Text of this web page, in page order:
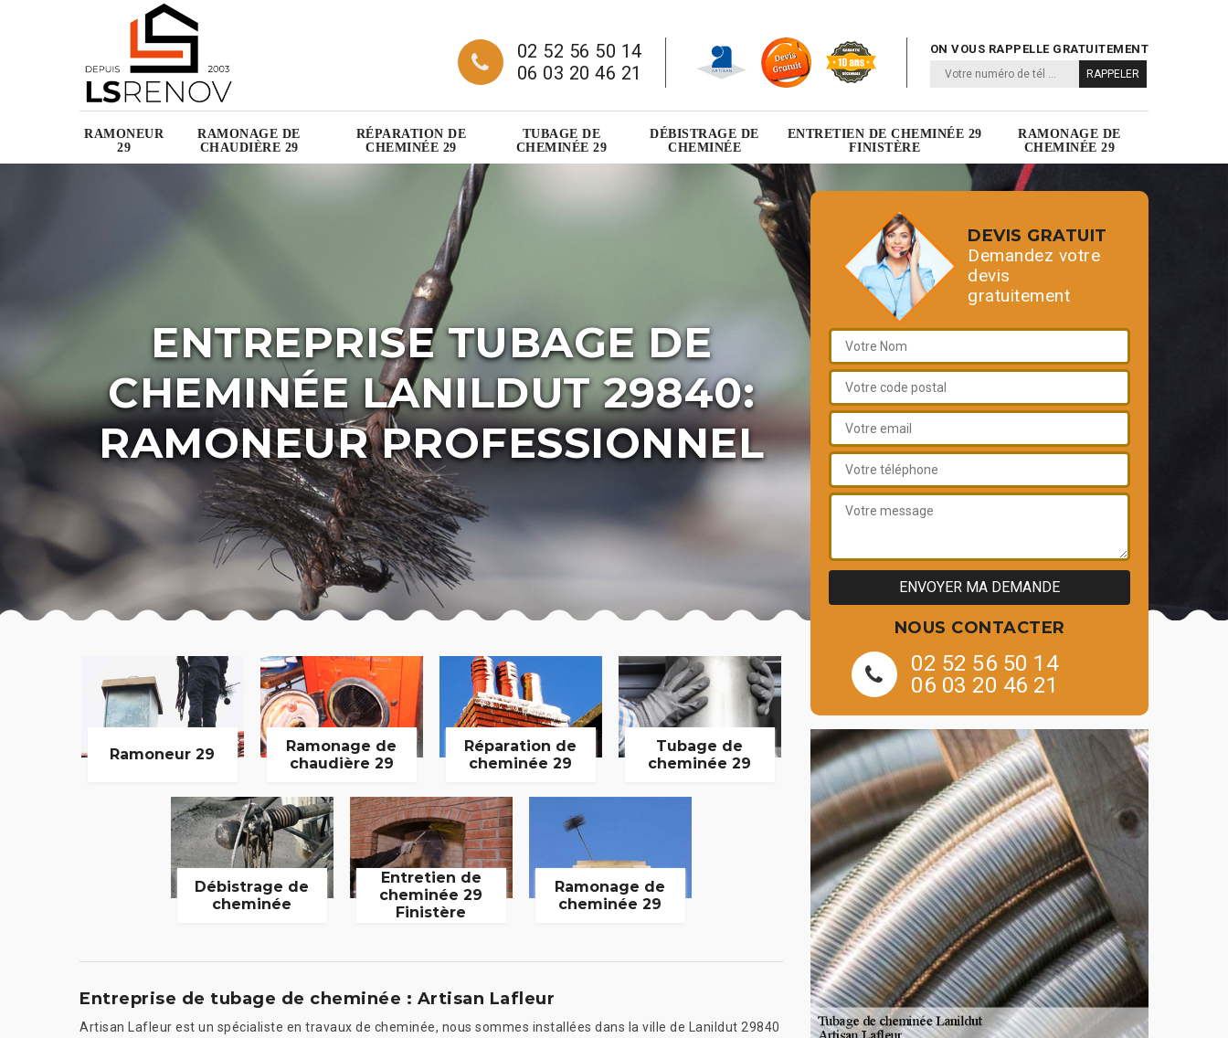
02 52 56 50 14
06 03 20 46 21
ON VOUS RAPPELLE GRATUITEMENT
RAMONEUR
29
RAMONAGE DE
CHAUDIÈRE 29
RÉPARATION DE
CHEMINÉE 29
TUBAGE DE
CHEMINÉE 29
DÉBISTRAGE DE
CHEMINÉE
ENTRETIEN DE CHEMINÉE 29
FINISTÈRE
RAMONAGE DE
CHEMINÉE 29
ENTREPRISE TUBAGE DE
CHEMINÉE LANILDUT 29840:
RAMONEUR PROFESSIONNEL
Ramoneur 29
Ramonage de
chaudière 29
Réparation de
cheminée 29
Tubage de
cheminée 29
Débistrage de
cheminée
Entretien de
cheminée 29
Finistère
Ramonage de
cheminée 29
Entreprise de tubage de cheminée : Artisan Lafleur
Artisan Lafleur est un spécialiste en travaux de cheminée, nous sommes installées dans la ville de Lanildut 29840
DEVIS GRATUIT
Demandez votre
devis
gratuitement
NOUS CONTACTER
02 52 56 50 14
06 03 20 46 21